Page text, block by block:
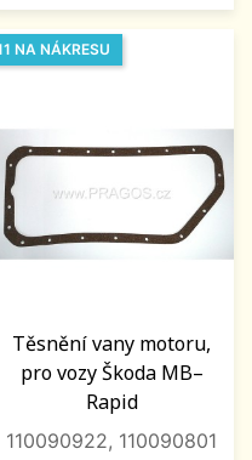
Těsnění vany motoru,
pro vozy Škoda MB–
Rapid
110090922, 110090801
NA NÁKRESU